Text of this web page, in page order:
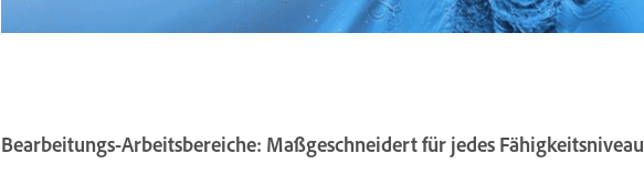
Bearbeitungs-Arbeitsbereiche: Maßgeschneidert für jedes Fähigkeitsniveau